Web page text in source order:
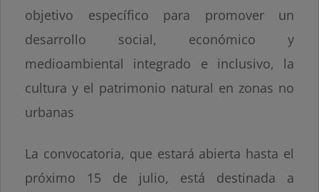
objetivo específico para promover un
desarrollo social, económico y
medioambiental integrado e inclusivo, la
cultura y el patrimonio natural en zonas no
urbanas
La convocatoria, que estará abierta hasta el
próximo 15 de julio, está destinada a